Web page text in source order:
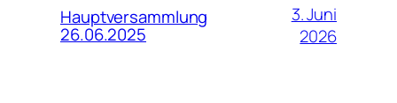
Hauptversammlung
26.06.2025
3. Juni
2026